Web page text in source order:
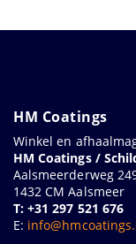
HM Coatings
Winkel en
HM Coatings /
Aalsmeerderweg
1432 CM Aalsmeer
T: +31 297 521 676
E: